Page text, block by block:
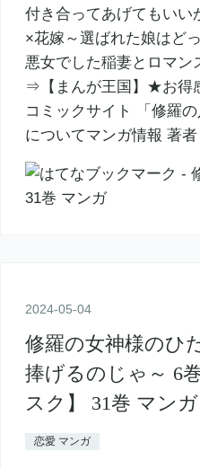
付き合ってあげてもいい
×花嫁～選ばれた娘はど
悪女でした稲妻とロマン
⇒【まんが王国】★お得
コミックサイト 「修羅
についてマンガ情報 著
2024-05-04
修羅の女神様のひ
捧げるのじゃ～ 6
スク】 31巻 マンガ
恋愛 マンガ